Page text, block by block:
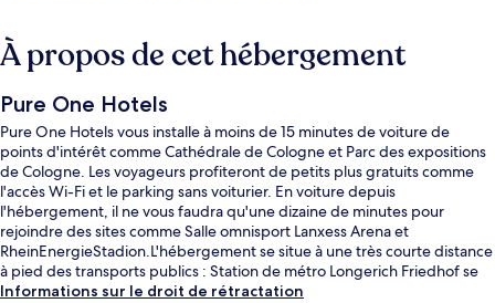
À propos de cet hébergement
Pure One Hotels
Pure One Hotels vous installe à moins de 15 minutes de voiture de
points d'intérêt comme Cathédrale de Cologne et Parc des expositions
de Cologne. Les voyageurs profiteront de petits plus gratuits comme
l'accès Wi-Fi et le parking sans voiturier. En voiture depuis
l'hébergement, il ne vous faudra qu'une dizaine de minutes pour
rejoindre des sites comme Salle omnisport Lanxess Arena et
RheinEnergieStadion.L'hébergement se situe à une très courte distance
à pied des transports publics : Station de métro Longerich Friedhof se
trouve à 12 min et Station de métro Longericher Straße, à 15 min.
Informations sur le droit de rétractation